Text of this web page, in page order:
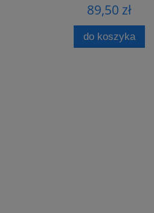
89,50 zł
do koszyka